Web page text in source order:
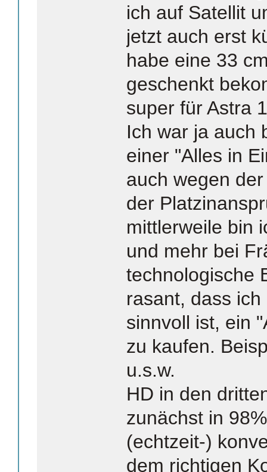
ich auf Satellit
jetzt auch erst
habe eine 33
geschenkt
super für Astra
Ich war ja auch
einer "Alles in
auch wegen
der
mittlerweile bin
und mehr bei
technologische
rasant, dass
sinnvoll ist, ein
zu kaufen.
u.s.w.
HD in den
zunächst in
(echtzeit-)
dem richtigen